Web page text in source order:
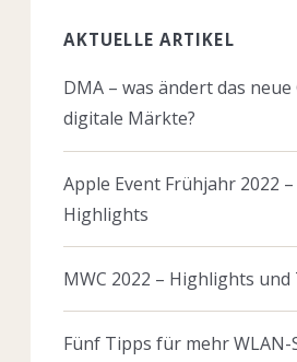
AKTUELLE ARTIKEL
DMA – was ändert das
digitale Märkte?
Apple Event Frühjahr 2022
Highlights
MWC 2022 – Highlights und
Fünf Tipps für mehr WLAN-